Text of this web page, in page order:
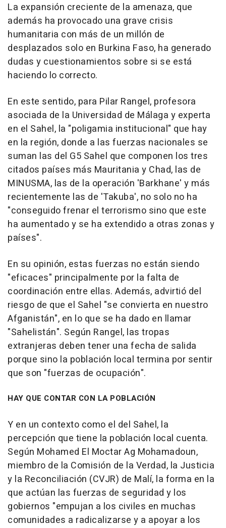
La expansión creciente de la amenaza, que
además ha provocado una grave crisis
humanitaria con más de un millón de
desplazados solo en Burkina Faso, ha generado
dudas y cuestionamientos sobre si se está
haciendo lo correcto.
En este sentido, para Pilar Rangel, profesora
asociada de la Universidad de Málaga y experta
en el Sahel, la "poligamia institucional" que hay
en la región, donde a las fuerzas nacionales se
suman las del G5 Sahel que componen los tres
citados países más Mauritania y Chad, las de
MINUSMA, las de la operación 'Barkhane' y más
recientemente las de 'Takuba', no solo no ha
"conseguido frenar el terrorismo sino que este
ha aumentado y se ha extendido a otras zonas y
países".
En su opinión, estas fuerzas no están siendo
"eficaces" principalmente por la falta de
coordinación entre ellas. Además, advirtió del
riesgo de que el Sahel "se convierta en nuestro
Afganistán", en lo que se ha dado en llamar
"Sahelistán". Según Rangel, las tropas
extranjeras deben tener una fecha de salida
porque sino la población local termina por sentir
que son "fuerzas de ocupación".
HAY QUE CONTAR CON LA POBLACIÓN
Y en un contexto como el del Sahel, la
percepción que tiene la población local cuenta.
Según Mohamed El Moctar Ag Mohamadoun,
miembro de la Comisión de la Verdad, la Justicia
y la Reconciliación (CVJR) de Malí, la forma en la
que actúan las fuerzas de seguridad y los
gobiernos "empujan a los civiles en muchas
comunidades a radicalizarse y a apoyar a los